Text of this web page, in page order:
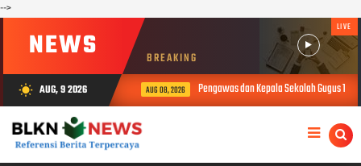
-->
NEWS BREAKING
LIVE
wb_sunny AUG, 9 2026 AUG 08, 2026 Pengawas dan Kepala Sekolah Gugus 1